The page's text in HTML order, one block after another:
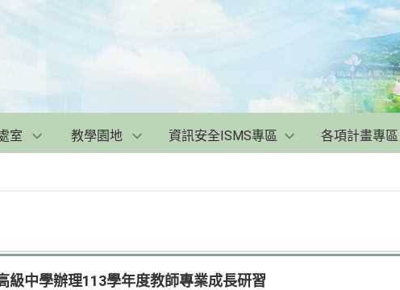
室 教學園地 資訊安全ISMS專區 各項計畫專區
級中學辦理113學年度教師專業成長研習